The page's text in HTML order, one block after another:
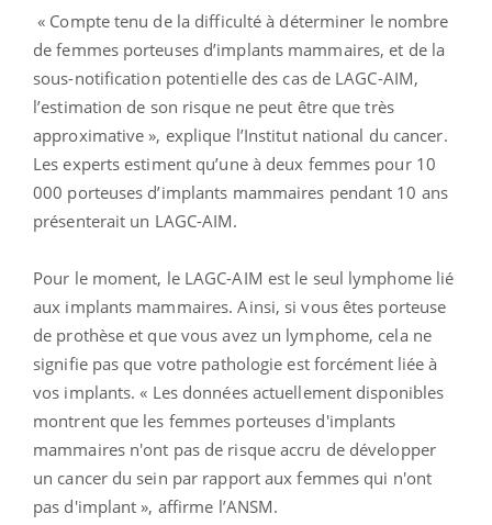
« Compte tenu de la difficulté à déterminer le nombre
de femmes porteuses d’implants mammaires, et de la
sous-notification potentielle des cas de LAGC-AIM,
l’estimation de son risque ne peut être que très
approximative », explique l’Institut national du cancer.
Les experts estiment qu’une à deux femmes pour 10
000 porteuses d’implants mammaires pendant 10 ans
présenterait un LAGC-AIM.
Pour le moment, le LAGC-AIM est le seul lymphome lié
aux implants mammaires. Ainsi, si vous êtes porteuse
de prothèse et que vous avez un lymphome, cela ne
signifie pas que votre pathologie est forcément liée à
vos implants. « Les données actuellement disponibles
montrent que les femmes porteuses d'implants
mammaires n'ont pas de risque accru de développer
un cancer du sein par rapport aux femmes qui n'ont
pas d'implant », affirme l’ANSM.